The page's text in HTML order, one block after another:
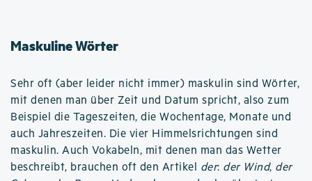
Maskuline Wörter
Sehr oft (aber leider nicht immer) maskulin sind Wörter,
mit denen man über Zeit und Datum spricht, also zum
Beispiel die Tageszeiten, die Wochentage, Monate und
auch Jahreszeiten. Die vier Himmelsrichtungen sind
maskulin. Auch Vokabeln, mit denen man das Wetter
beschreibt, brauchen oft den Artikel der: der Wind, der